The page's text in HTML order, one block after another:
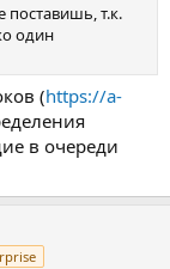
поставишь, т.к.
один
(https://a-
в очереди